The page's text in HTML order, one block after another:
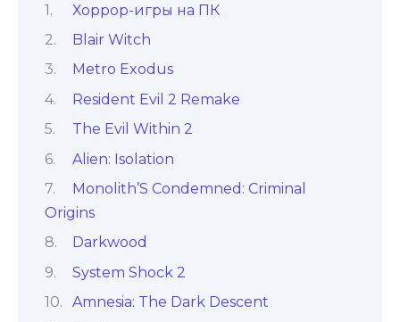
Хоррор-игры на ПК
Blair Witch
Metro Exodus
Resident Evil 2 Remake
The Evil Within 2
Alien: Isolation
Monolith’S Condemned: Criminal
Origins
Darkwood
System Shock 2
Amnesia: The Dark Descent